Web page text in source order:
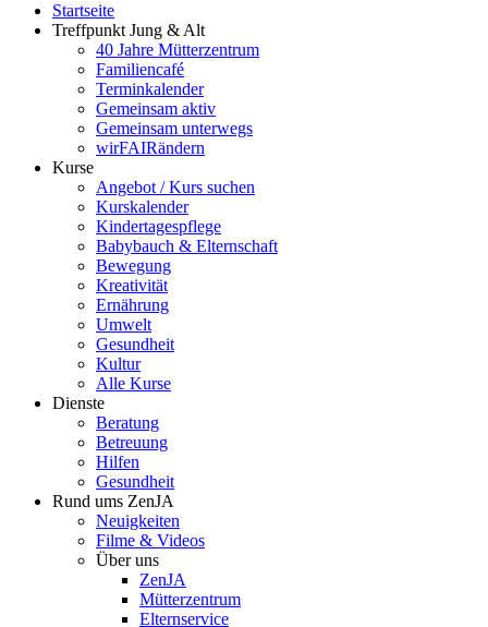
Startseite
Treffpunkt Jung & Alt
40 Jahre Mütterzentrum
Familiencafé
Terminkalender
Gemeinsam aktiv
Gemeinsam unterwegs
wirFAIRändern
Kurse
Angebot / Kurs suchen
Kurskalender
Kindertagespflege
Babybauch & Elternschaft
Bewegung
Kreativität
Ernährung
Umwelt
Gesundheit
Kultur
Alle Kurse
Dienste
Beratung
Betreuung
Hilfen
Gesundheit
Rund ums ZenJA
Neuigkeiten
Filme & Videos
Über uns
ZenJA
Mütterzentrum
Elternservice